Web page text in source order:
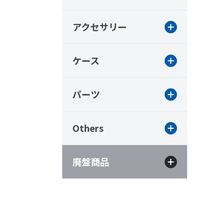
アクセサリー
ケース
パーツ
Others
廃盤商品